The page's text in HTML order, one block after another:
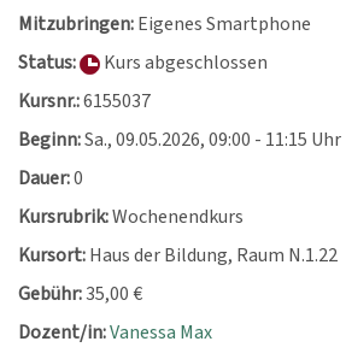
Mitzubringen:Eigenes Smartphone
Status:
Kurs abgeschlossen
Kursnr.:6155037
Beginn:Sa., 09.05.2026, 09:00 - 11:15 Uhr
Dauer:0
Kursrubrik:Wochenendkurs
Kursort:Haus der Bildung, Raum N.1.22
Gebühr:35,00 €
Dozent/in:Vanessa Max